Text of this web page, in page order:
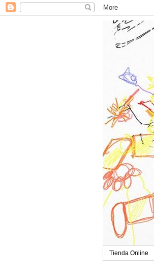
Tienda Online